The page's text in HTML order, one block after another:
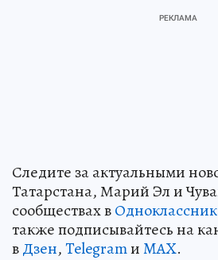
Следите за актуальными
Татарстана, Марий Эл и
сообществах в
также подписывайтесь на
вДзен,TelegramиMAX.